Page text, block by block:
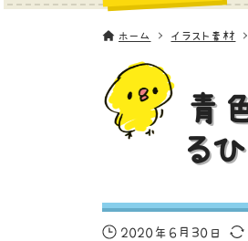
ホーム イラスト素材
青
る
2020年6月30日